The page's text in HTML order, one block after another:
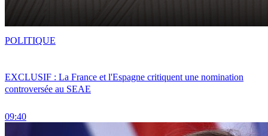
EXCLUSIF : La France et l'Espagne critiquent une nomination
controversée au SEAE
09:40
POLITIQUE